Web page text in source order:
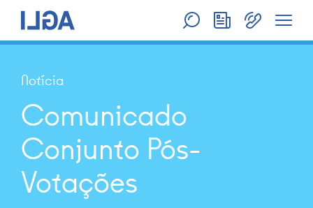
Notícia
Comunicado
Conjunto Pós-
Votações